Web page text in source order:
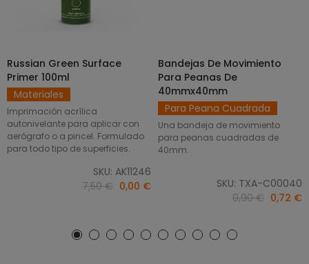
AÑADIR AL CARRITO
Russian Green Surface
Primer 100ml
Materiales
Imprimación acrílica
autonivelante para aplicar con
aerógrafo o a pincel. Formulado
para todo tipo de superficies.
SKU: AK11246
7,50 € 0,00 €
SELECCIONAR OPCIONES
Bandejas De Movimiento
Para Peanas De
40mmx40mm
Para Peana Cuadrada
Una bandeja de movimiento
para peanas cuadradas de
40mm.
SKU: TXA-C00040
0,90 € 0,72 €